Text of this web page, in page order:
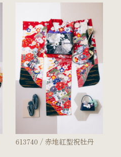
613740 / 赤地紅型祝牡丹